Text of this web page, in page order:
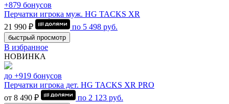
+879 бонусов
Перчатки игрока муж. HG TACKS XR
21 990 ₽
по 5 498 руб.
быстрый просмотр
В избранное
НОВИНКА
до +919 бонусов
Перчатки игрока дет. HG TACKS XR PRO
от 8 490 ₽
по 2 123 руб.